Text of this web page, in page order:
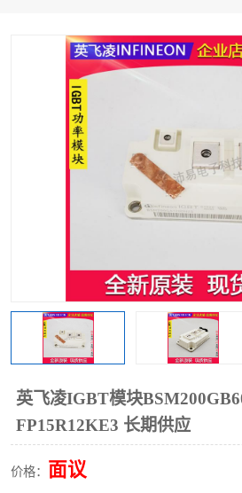
英飞凌IGBT模块
FP15R12KE3 长期供应
价格： 面议
器
MOS管场效应管 晶